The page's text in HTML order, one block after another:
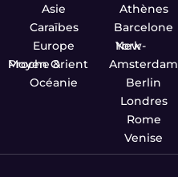
Asie
Caraïbes
Europe
Proche & Moyen Orient
Océanie
Athènes
Barcelone
New-York
Amsterdam
Berlin
Londres
Rome
Venise